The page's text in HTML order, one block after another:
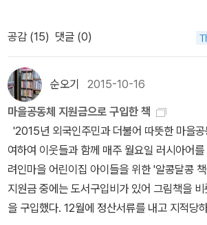
책미술관 시민모임이라는 곳이 있다는 것을 알
갤러리에 계신 분의 말씀을 들으면 들을수록
생각이 들었습니다. 말씀하신 대로 일단 그림
않으니까 독서회에 와서 누구라도 자유롭게 이
고전이나 어려운 책을 읽는 모임도 도움이 많
래도 지적으로 더 훈련 받은 사람들이 아니라
롭게 생각을 나누기에는 한계가 많잖아요? 하
보고, 이야기를 읽는 것에는 부담이 적지만 책
읽고 느끼는 점은 사람마다 다들 수 있습니다.
이였으나, 서로 죽이고 또 죽임을 당했다. 아
어. 달라진 거라곤 이 나라 독재자 자리를 저 나
군인들 밑으로 들어간 자들이 활개를 치고 다
그 전보다 더 모자랐고,사람들은 그 전보다 더
습니다.길에는 엄마 잃은 아이들과 집을 잃은
니다.그리고 여전히 멈추지 않는 폭발과 총
은 자신들이 무슨 용의의 전사인 마냥 떠들어
진 뒤에 도 그들의 삶이 바뀌지 않았다. 십년
얼굴의 사람들은곳곳에서 또 다른 전쟁을 만
한 얼굴의 이들은 ‘아주 멋진 일’을 계속 찾아내
앗이라고 말했다. 맞다. 전쟁은 전쟁을 낳는다.
더 무서운 것은 '그러거나 말거나!' '그럴 만하니
생각이었다. 나부터 그렇게 생각해온 것은 아
화하지만 정작 나는 그런 마음이 있었나 싶다.
다. 평화를 함께 이야기하며 아이들에게 꼭 읽
노인이 한 이야기가 아직도 귀에 울리는 듯 하
물 같은 거라오. 수백 수천 년을 흘러운 물길을
쳐 뒤집는다 해도 바꿀 수 없듯이 이 땅에 살
한순간에 주물러 바꿀 수는 없는 일. 우리네 삶
치’만 도사린다. 까칠까칠 ‘온목소리’를 낼 줄
살아나고 온나라가 제빛을 찾을 텐데.ㅍㄹㄴ글
말밑 꾸러미 사전》, 《미래세대를 위한 우리말과
따라 걷다가 작은책집을 보았습니다》, 《우리말
화》, 《곁말》, 《책숲마실》, 《우리말 수수께끼
짓는 즐거움》, 《이오덕 마음 읽기》을 썼다.
klove+[삶] '핵무기 제조는 휴대폰보다 훨씬
인순https://n.news.naver.com/mnews/
0015919960?ntype=RANKING[글로컬] '
투표권 폐지?https://n.news.naver.com/
잘 했지.” 책벌레는 하루하루 값을 늘린다. 처
뙈기”만큼 돈을 들여서 책을 사읽었다면, 어느
기”만큼 돈을 들여서 책을 사읽고, 이윽고 광
고, 바야흐로 안산이나 구리 즈음 깃들더니, 인
부로 다가가고, 마침내(?) 서울로 들어서면 어
나, 삶자락은 참으로 조그마한 빌림집이기 일
울에서 “내 집 장만”이란 엄두를 내기 버겁다.
안 들였다면 웬만한 책벌레는 “서울 강남 한
만하다. 참말로 숱한 책벌레는 책이 아니라 잿
었으면 “서울 강남 두 채”를 장만했을 만하다.
갈수록 잿더미는 값이 껑충껑충 뛴다. 이제는
공감 (15) 댓글 (0)
순오기 2015-10-16
마을공동체 지원금으로 구입한 책
'2015년 외국인주민과 더불어 따뜻한 마을
여하여 이웃들과 함께 매주 월요일 러시아어
려인마을 어린이집 아이들을 위한 '알콩달콩
지원금 중에는 도서구입비가 있어 그림책을
을 구입했다. 12월에 정산서류를 내고 지적당